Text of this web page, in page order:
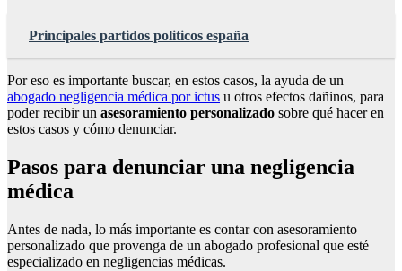
Principales partidos politicos españa
Por eso es importante buscar, en estos casos, la ayuda de un
abogado negligencia médica por ictus u otros efectos dañinos, para
poder recibir un asesoramiento personalizado sobre qué hacer en
estos casos y cómo denunciar.
Pasos para denunciar una negligencia
médica
Antes de nada, lo más importante es contar con asesoramiento
personalizado que provenga de un abogado profesional que esté
especializado en negligencias médicas.